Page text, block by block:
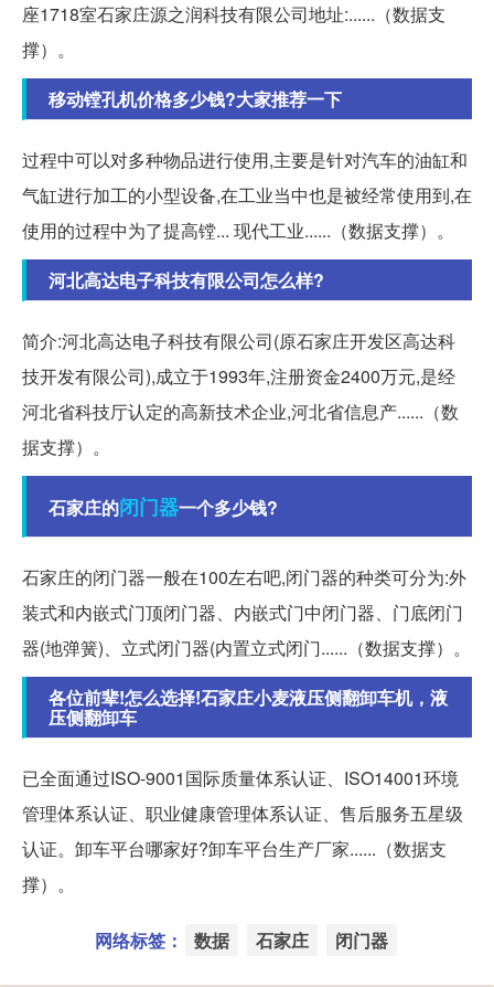
座1718室石家庄源之润科技有限公司地址:......（数据支
撑）。
移动镗孔机价格多少钱?大家推荐一下
过程中可以对多种物品进行使用,主要是针对汽车的油缸和
气缸进行加工的小型设备,在工业当中也是被经常使用到,在
使用的过程中为了提高镗... 现代工业......（数据支撑）。
河北高达电子科技有限公司怎么样?
简介:河北高达电子科技有限公司(原石家庄开发区高达科
技开发有限公司),成立于1993年,注册资金2400万元,是经
河北省科技厅认定的高新技术企业,河北省信息产......（数
据支撑）。
石家庄的闭门器一个多少钱?
石家庄的闭门器一般在100左右吧,闭门器的种类可分为:外
装式和内嵌式门顶闭门器、内嵌式门中闭门器、门底闭门
器(地弹簧)、立式闭门器(内置立式闭门......（数据支撑）。
各位前辈!怎么选择!石家庄小麦液压侧翻卸车机，液
压侧翻卸车
已全面通过ISO-9001国际质量体系认证、ISO14001环境
管理体系认证、职业健康管理体系认证、售后服务五星级
认证。卸车平台哪家好?卸车平台生产厂家......（数据支
撑）。
网络标签： 数据 石家庄 闭门器